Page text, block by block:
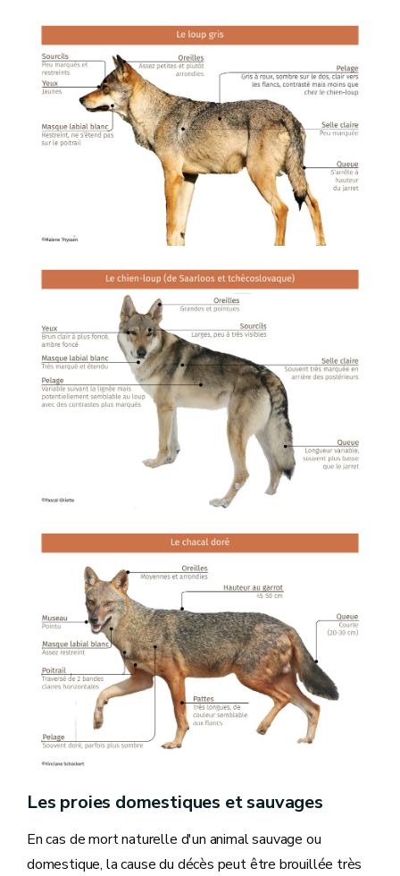
Les proies domestiques et sauvages
En cas de mort naturelle d'un animal sauvage ou
domestique, la cause du décès peut être brouillée très